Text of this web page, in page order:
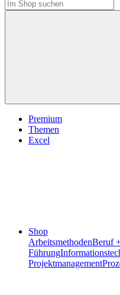
Premium
Themen
Excel
Shop
ArbeitsmethodenBeruf
Führung
Projektmanagement